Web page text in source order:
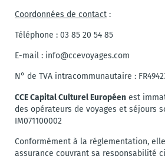
Coordonnées de contact :
Téléphone : 03 85 20 54 85
E-mail : info@ccevoyages.com
N° de TVA intracommunautaire :
CCE Capital Culturel Européen est
des opérateurs de voyages et séjours
IM071100002
Conformément à la réglementation,
assurance couvrant sa responsabilité